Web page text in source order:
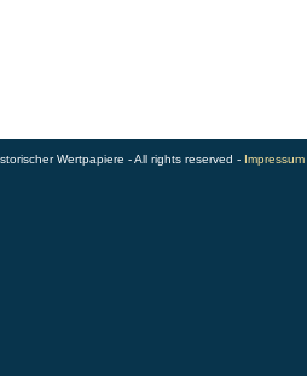
Wertpapiere - All rights reserved - Impressum